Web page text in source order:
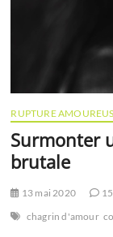
RUPTURE
Surmonter
brutale
13 mai 2020
chagrin d'amour